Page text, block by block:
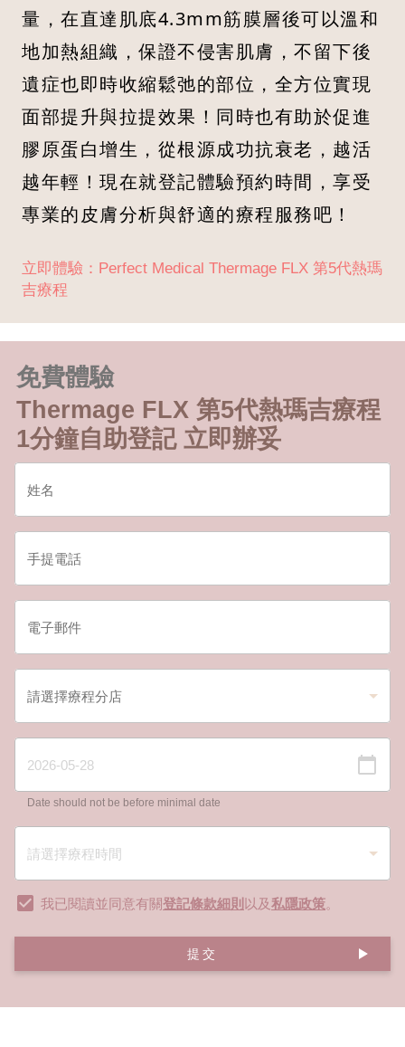
量，在直達肌底4.3mm筋膜層後可以溫和
地加熱組織，保證不侵害肌膚，不留下後
遺症也即時收縮鬆弛的部位，全方位實現
面部提升與拉提效果！同時也有助於促進
膠原蛋白增生，從根源成功抗衰老，越活
越年輕！現在就登記體驗預約時間，享受
專業的皮膚分析與舒適的療程服務吧！
立即體驗：Perfect Medical Thermage FLX 第5代熱瑪
吉療程
免費體驗
Thermage FLX 第5代熱瑪吉療程
1分鐘自助登記 立即辦妥
Date should not be before minimal date
我已閱讀並同意有關登記條款細則 以及私隱政策。
提交